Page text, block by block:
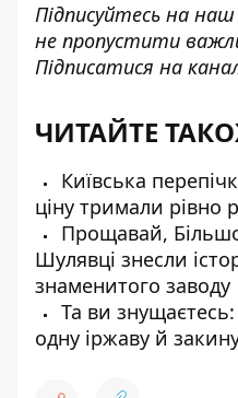
Підписуйтесь на наш
не пропустити
Підписатися на
ЧИТАЙТЕ
Київська
ціну тримали рівно
Прощавай,
Шулявці знесли
знаменитого заводу
Та ви
одну іржаву й